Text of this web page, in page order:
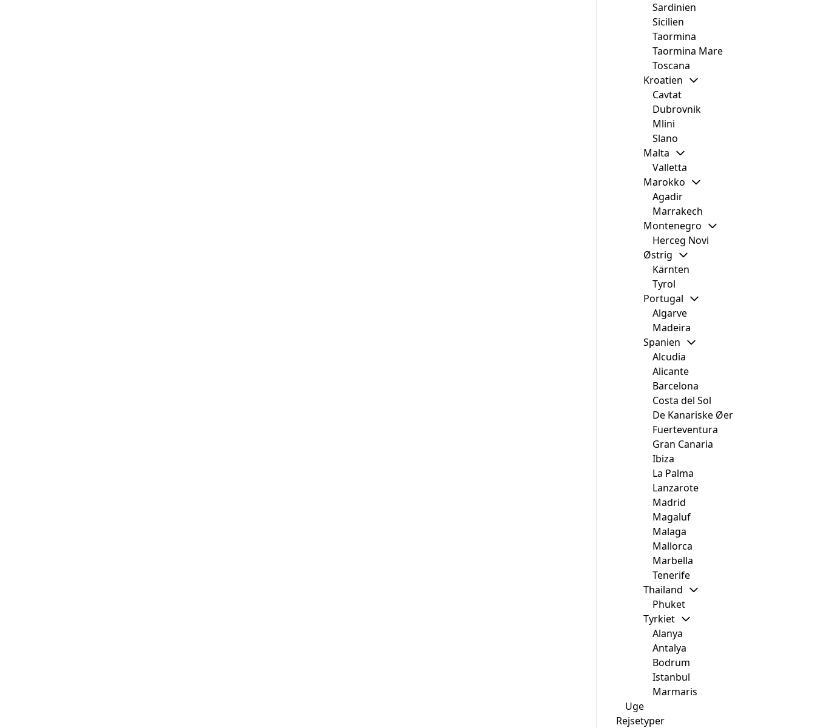
Sardinien
Sicilien
Taormina
Taormina Mare
Toscana
Kroatien
Cavtat
Dubrovnik
Mlini
Slano
Malta
Valletta
Marokko
Agadir
Marrakech
Montenegro
Herceg Novi
Østrig
Kärnten
Tyrol
Portugal
Algarve
Madeira
Spanien
Alcudia
Alicante
Barcelona
Costa del Sol
De Kanariske Øer
Fuerteventura
Gran Canaria
Ibiza
La Palma
Lanzarote
Madrid
Magaluf
Malaga
Mallorca
Marbella
Tenerife
Thailand
Phuket
Tyrkiet
Alanya
Antalya
Bodrum
Istanbul
Marmaris
Uge
Rejsetyper